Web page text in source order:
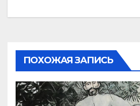
ПОХОЖАЯ ЗАПИСЬ